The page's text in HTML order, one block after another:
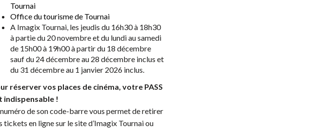
Tournai
Office du tourisme de Tournai
A Imagix Tournai, les jeudis du 16h30 à 18h30
à partie du 20 novembre et du lundi au samedi
de 15h00 à 19h00 à partir du 18 décembre
sauf du 24 décembre au 28 décembre inclus et
du 31 décembre au 1 janvier 2026 inclus.
réserver vos places de cinéma, votre PASS
indispensable !
de son code-barre vous permet de retirer
tickets en ligne sur le site d’Imagix Tournai ou